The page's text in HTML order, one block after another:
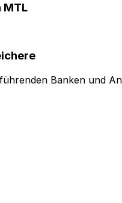
MTL
Banken und